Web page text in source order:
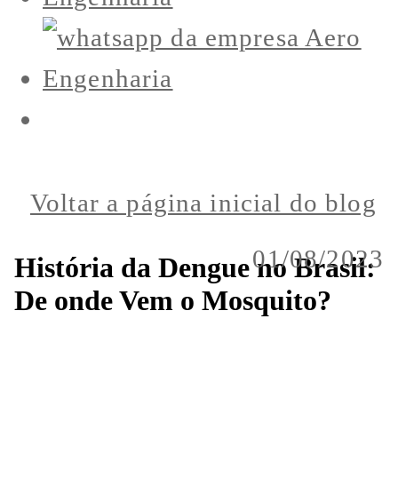
01/08/2023
Voltar a página inicial do blog
História da Dengue no Brasil:
De onde Vem o Mosquito?